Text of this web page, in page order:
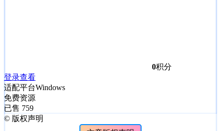
0积分
登录查看
适配平台Windows
免费资源
已售 759
© 版权声明